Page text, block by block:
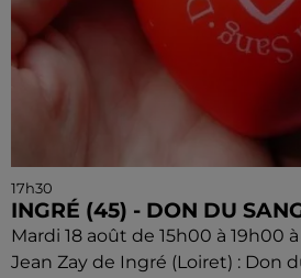
17h30
INGRÉ (45) - DON DU
Mardi 18 août de 15h00 à 19h00
Jean Zay de Ingré (Loiret) : Don